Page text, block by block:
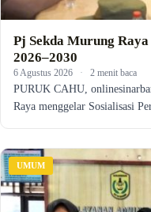
Pj Sekda Murung
2026–2030
6 Agustus 2026 · 2 menit baca
PURUK CAHU,
Raya menggelar Sosialisasi
UMUM